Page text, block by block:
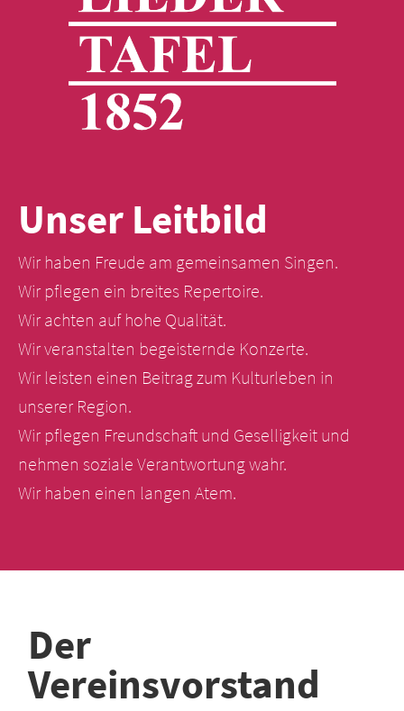
Unser Leitbild
Wir haben Freude am gemeinsamen Singen.
Wir pflegen ein breites Repertoire.
Wir achten auf hohe Qualität.
Wir veranstalten begeisternde Konzerte.
Wir leisten einen Beitrag zum Kulturleben in
unserer Region.
Wir pflegen Freundschaft und Geselligkeit und
nehmen soziale Verantwortung wahr.
Wir haben einen langen Atem.
Der
Vereinsvorstand